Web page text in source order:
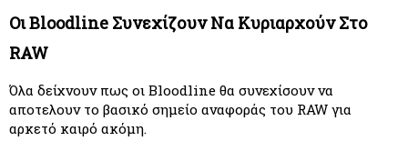
Οι Bloodline Συνεχίζουν Να Κυριαρχούν Στο
RAW
Όλα δείχνουν πως οι Bloodline θα συνεχίσουν να
αποτελουν το βασικό σημείο αναφοράς του RAW για
αρκετό καιρό ακόμη.